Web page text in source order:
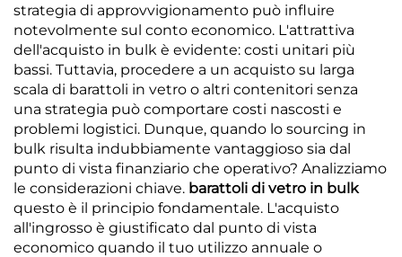
strategia di approvvigionamento può influire
notevolmente sul conto economico. L'attrattiva
dell'acquisto in bulk è evidente: costi unitari più
bassi. Tuttavia, procedere a un acquisto su larga
scala di barattoli in vetro o altri contenitori senza
una strategia può comportare costi nascosti e
problemi logistici. Dunque, quando lo sourcing in
bulk risulta indubbiamente vantaggioso sia dal
punto di vista finanziario che operativo? Analizziamo
le considerazioni chiave. barattoli di vetro in bulk
questo è il principio fondamentale. L'acquisto
all'ingrosso è giustificato dal punto di vista
economico quando il tuo utilizzo annuale o